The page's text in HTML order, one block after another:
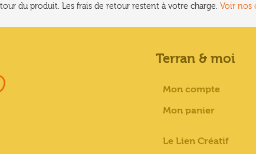
du produit. Les frais de retour restent à votre charge. Voir nos
Terran & moi
Mon compte
Mon panier
Le Lien Créatif